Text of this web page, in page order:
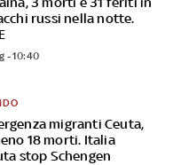
russi nella notte.
- 10:40
migranti Ceuta,
18 morti. Italia
stop Schengen